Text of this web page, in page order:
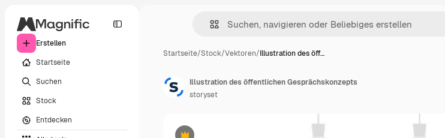
Erstellen
Startseite
Suchen
Stock
Entdecken
Startseite/Stock/Vektoren/Illustration des öff…
Illustration des öffentlichen Gesprächskonzepts
storyset